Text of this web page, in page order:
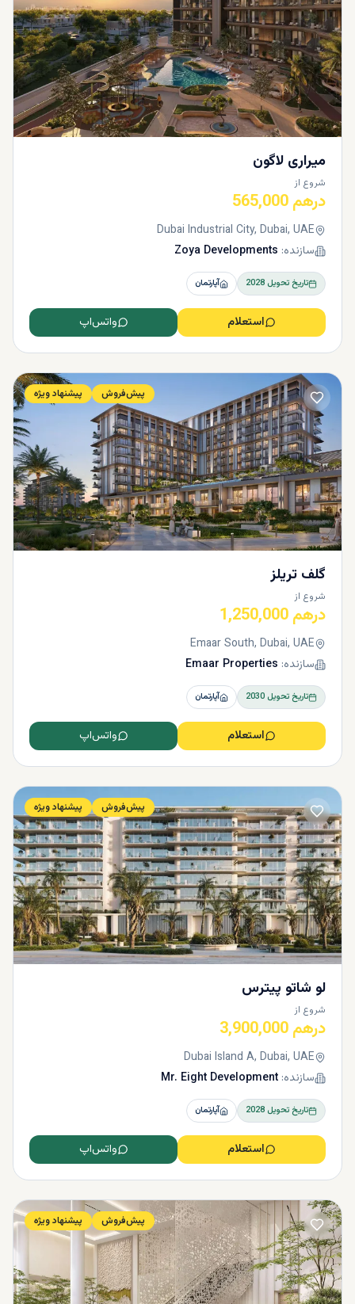
میراری لاگون
شروع از
درهم 565,000
Dubai Industrial City, Dubai, UAE
سازنده: Zoya Developments
تاریخ تحویل2028 آپارتمان
استعلام واتس‌اپ
پیش‌فروش پیشنهاد ویژه
گلف تریلز
شروع از
درهم 1,250,000
Emaar South, Dubai, UAE
سازنده: Emaar Properties
تاریخ تحویل2030 آپارتمان
استعلام واتس‌اپ
پیش‌فروش پیشنهاد ویژه
لو شاتو پیترس
شروع از
درهم 3,900,000
Dubai Island A, Dubai, UAE
سازنده: Mr. Eight Development
تاریخ تحویل2028 آپارتمان
استعلام واتس‌اپ
پیش‌فروش پیشنهاد ویژه